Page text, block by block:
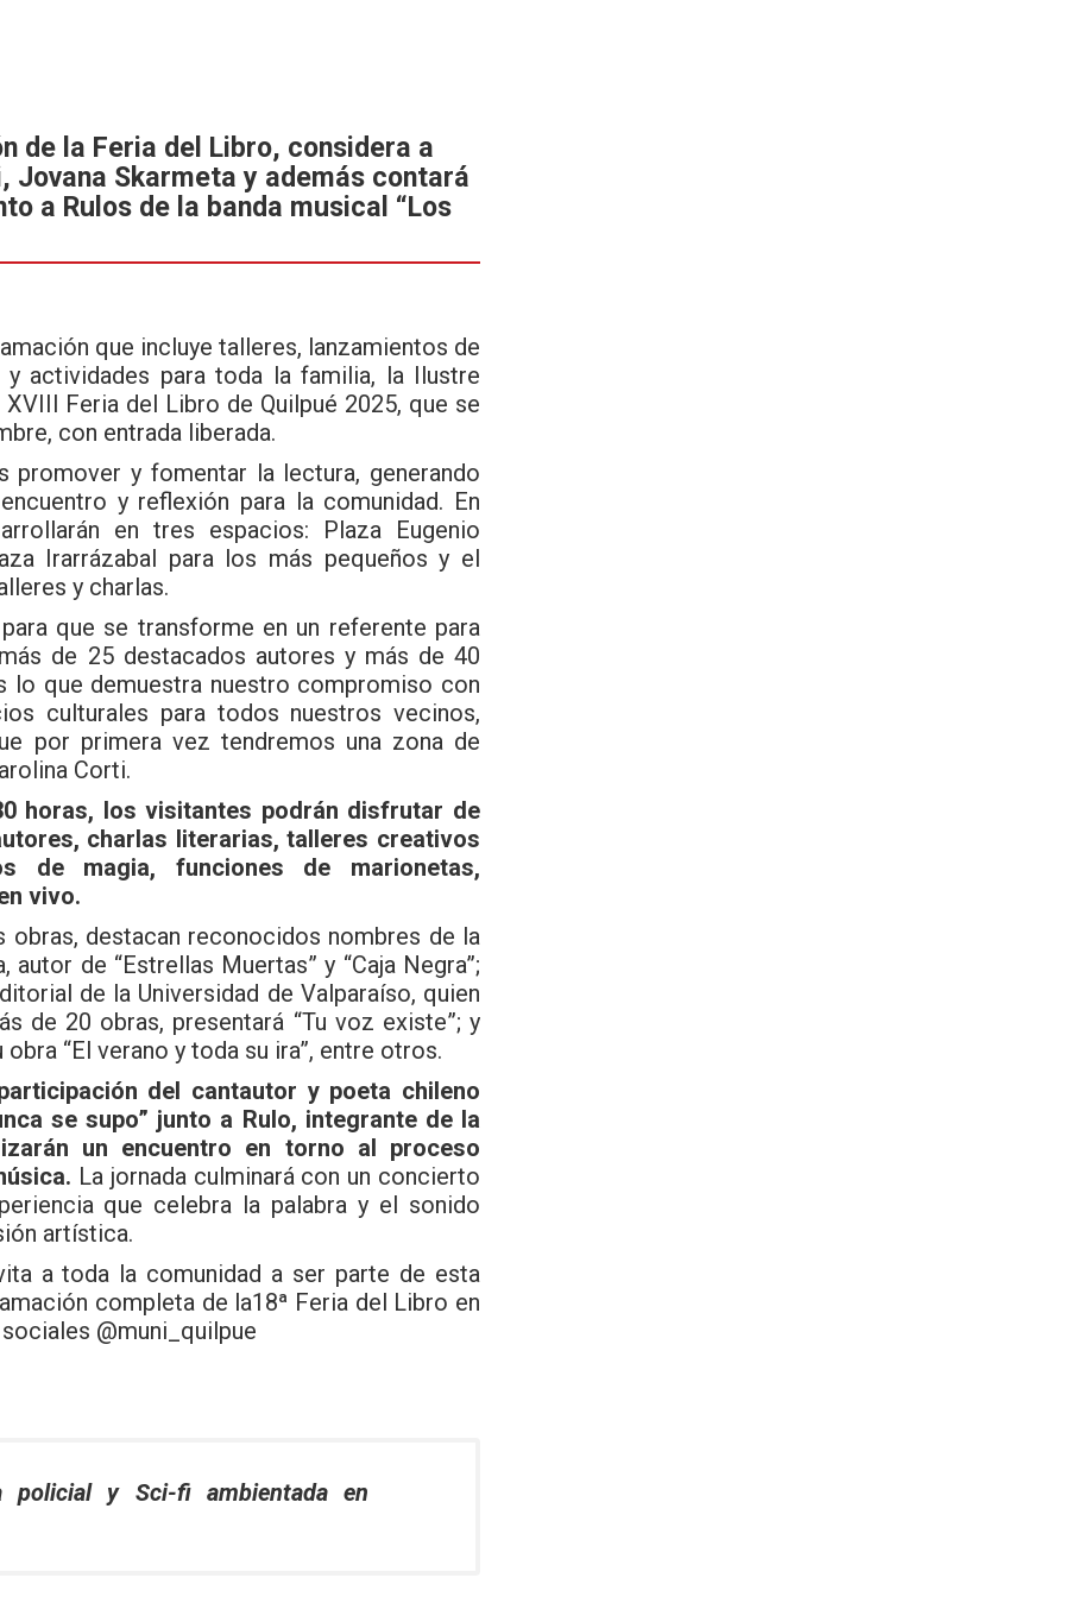
de la Feria del Libro, considera a
Skarmeta y además contará
a Rulos de la banda musical “Los
que incluye talleres, lanzamientos de
actividades para toda la familia, la Ilustre
Feria del Libro de Quilpué 2025, que se
con entrada liberada.
y fomentar la lectura, generando
y reflexión para la comunidad. En
en tres espacios: Plaza Eugenio
Irarrázabal para los más pequeños y el
y charlas.
que se transforme en un referente para
de 25 destacados autores y más de 40
que demuestra nuestro compromiso con
culturales para todos nuestros vecinos,
por primera vez tendremos una zona de
Corti.
horas, los visitantes podrán disfrutar de
charlas literarias, talleres creativos
de magia, funciones de marionetas,
vivo.
destacan reconocidos nombres de la
de “Estrellas Muertas” y “Caja Negra”;
de la Universidad de Valparaíso, quien
de 20 obras, presentará “Tu voz existe”; y
“El verano y toda su ira”, entre otros.
del cantautor y poeta chileno
se supo” junto a Rulo, integrante de la
un encuentro en torno al proceso
La jornada culminará con un concierto
que celebra la palabra y el sonido
artística.
a toda la comunidad a ser parte de esta
completa de la18ª Feria del Libro en
@muni_quilpue
policial y Sci-fi ambientada en